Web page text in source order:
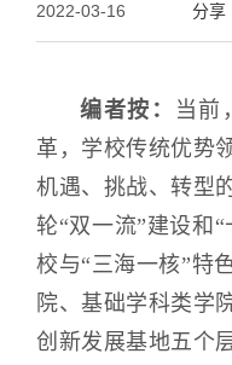
2022-03-16
分享
编者按：
当前
革，学校传统优势
机遇、挑战、转型
轮“双一流”建设和
校与“三海一核”特
院、基础学科类学
创新发展基地五个